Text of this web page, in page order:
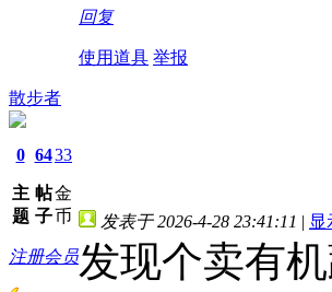
回复
使用道具 举报
散步者
0
主
题
64
帖
子
33
金
币
注册会员
发表于 2026-4-28 23:41:11 | 显
发现个卖有